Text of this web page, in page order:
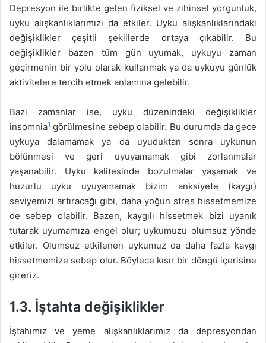
Depresyon ile birlikte gelen fiziksel ve zihinsel yorgunluk,
uyku alışkanlıklarımızı da etkiler. Uyku alışkanlıklarındaki
değişiklikler çeşitli şekillerde ortaya çıkabilir. Bu
değişiklikler bazen tüm gün uyumak, uykuyu zaman
geçirmenin bir yolu olarak kullanmak ya da uykuyu günlük
aktivitelere tercih etmek anlamına gelebilir.
Bazı zamanlar ise, uyku düzenindeki değişiklikler
insomnia1 görülmesine sebep olabilir. Bu durumda da gece
uykuya dalamamak ya da uyuduktan sonra uykunun
bölünmesi ve geri uyuyamamak gibi zorlanmalar
yaşanabilir. Uyku kalitesinde bozulmalar yaşamak ve
huzurlu uyku uyuyamamak bizim anksiyete (kaygı)
seviyemizi artıracağı gibi, daha yoğun stres hissetmemize
de sebep olabilir. Bazen, kaygılı hissetmek bizi uyanık
tutarak uyumamıza engel olur; uykumuzu olumsuz yönde
etkiler. Olumsuz etkilenen uykumuz da daha fazla kaygı
hissetmemize sebep olur. Böylece kısır bir döngü içerisine
gireriz.
1.3. İştahta değişiklikler
İştahımız ve yeme alışkanlıklarımız da depresyondan